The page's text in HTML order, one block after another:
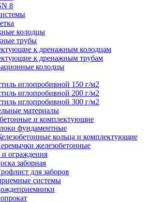
8
колодцы
трубы
к дренажным колодцам
к дренажным трубам
колодцы
иглопробивной 150 г/м2
иглопробивной 200 г/м2
иглопробивной 300 г/м2
материалы
и комплектующие
фундаментные
кольца и комплектующие
железобетонные
ограждения
заборная
для заборов
системы